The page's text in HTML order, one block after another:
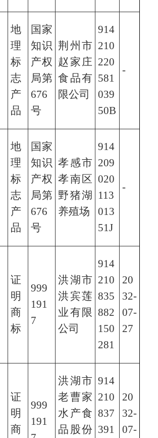
地
理
标
志
产
品
国家
知识
产权
局第
676
号
荆州市
赵家庄
食品有
限公司
914
210
220
581
039
50B
-
地
理
标
志
产
品
国家
知识
产权
局第
676
号
孝感市
孝南区
野猪湖
养殖场
914
209
020
113
013
51J
-
证
明
商
标
999
191
7
洪湖市
洪宾莲
业有限
公司
914
210
835
882
150
281
20
32-
07-
27
证
明
商
999
191
洪湖市
老曹家
水产食
品股份
914
210
837
391
20
32-
07-